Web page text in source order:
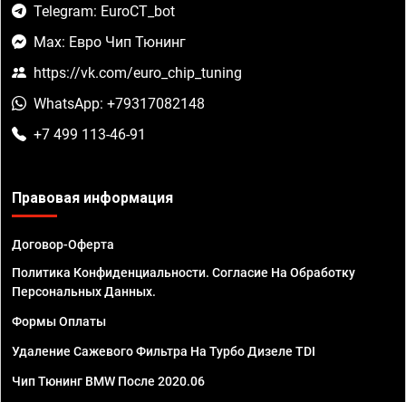
Telegram: EuroCT_bot
Max: Евро Чип Тюнинг
https://vk.com/euro_chip_tuning
WhatsApp: +79317082148
+7 499 113-46-91
Правовая информация
Договор-Оферта
Политика Конфиденциальности. Согласие На Обработку
Персональных Данных.
Формы Оплаты
Удаление Сажевого Фильтра На Турбо Дизеле TDI
Чип Тюнинг BMW После 2020.06